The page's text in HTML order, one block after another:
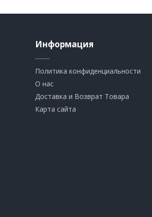
Информация
Политика конфиденциальности
О нас
Доставка и Возврат Товара
Карта сайта